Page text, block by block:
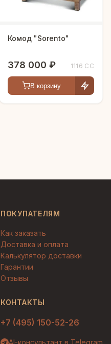
Комод "Sorento"
378 000 ₽ 1116 СС
В корзину
ПОКУПАТЕЛЯМ
Как заказать
Доставка и оплата
Калькулятор доставки
Гарантии
Отзывы
КОНТАКТЫ
+7 (495) 150-52-26
AI-консультант в Telegram